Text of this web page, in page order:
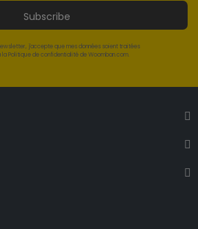
Subscribe
j'accepte que mes données soient traitées
Politique de confidentialité de Woomban.com.